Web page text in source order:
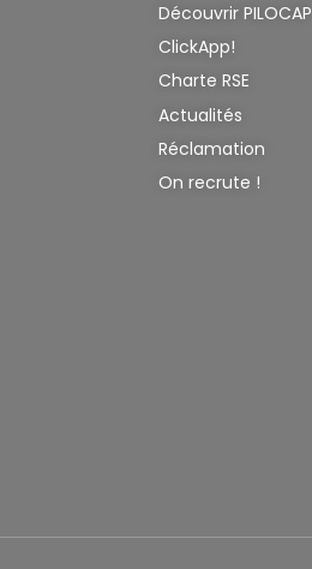
Découvrir PILOCAP
ClickApp!
Charte RSE
Actualités
Réclamation
On recrute !